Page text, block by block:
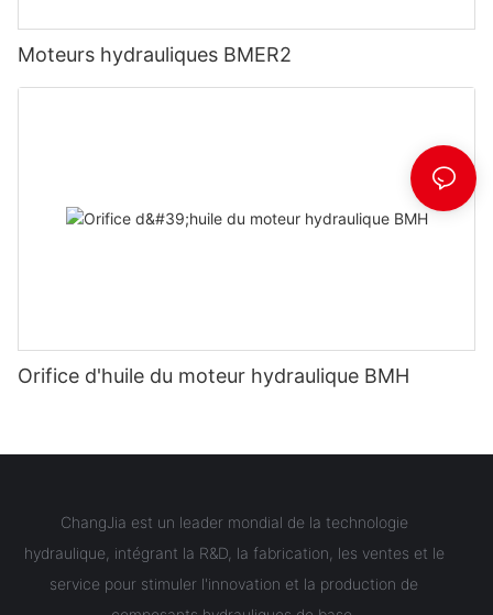
Moteurs hydrauliques BMER2
Orifice d'huile du moteur hydraulique BMH
ChangJia est un leader mondial de la technologie
hydraulique, intégrant la R&D, la fabrication, les ventes et le
service pour stimuler l'innovation et la production de